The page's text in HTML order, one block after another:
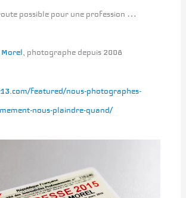
possible pour une profession …
, photographe depuis 2008
featured/nous-photographes-
nous-plaindre-quand/